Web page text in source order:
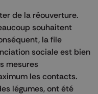
de la réouverture.
souhaitent
la file
sociale est bien
mesures
les contacts.
légumes, ont été